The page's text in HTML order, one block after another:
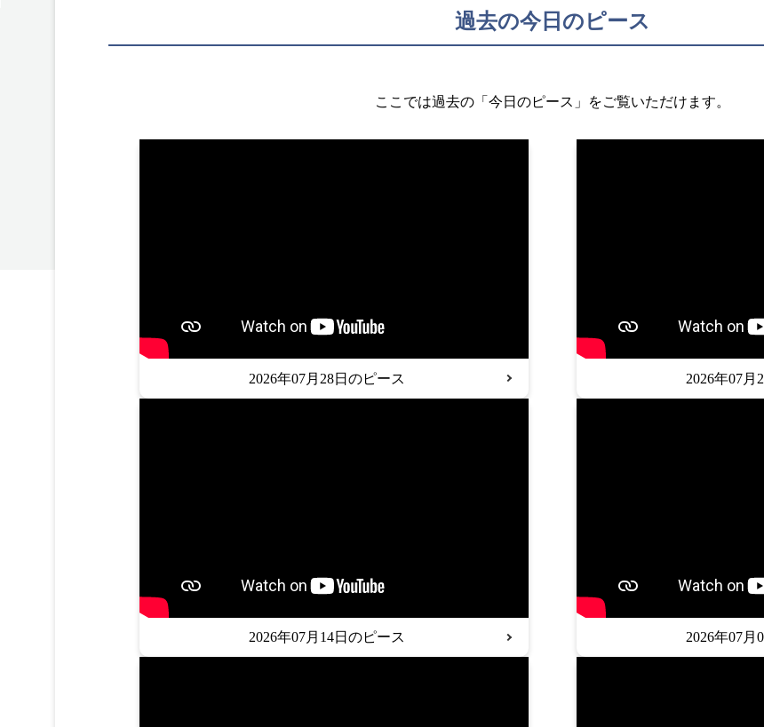
過去の今日のピース
ここでは過去の「今日のピース」をご覧いただけます。
2026年07月28日のピース 2026年07月
2026年07月14日のピース 2026年07月